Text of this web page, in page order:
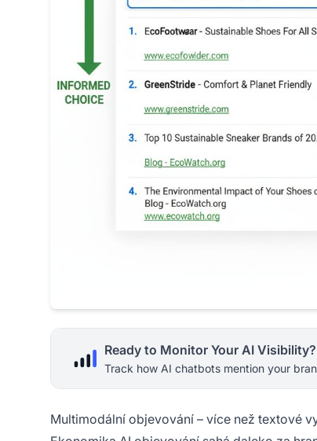
Ready to Monitor Your AI Visibility?
Track how AI chatbots mention your
Multimodální objevování – více než textové